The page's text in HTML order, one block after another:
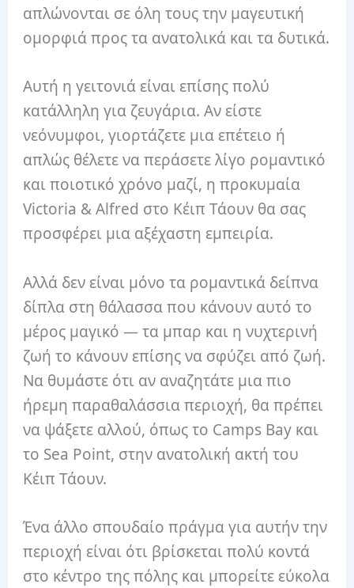
απλώνονται σε όλη τους την μαγευτική
ομορφιά προς τα ανατολικά και τα δυτικά.
Αυτή η γειτονιά είναι επίσης πολύ
κατάλληλη για ζευγάρια. Αν είστε
νεόνυμφοι, γιορτάζετε μια επέτειο ή
απλώς θέλετε να περάσετε λίγο ρομαντικό
και ποιοτικό χρόνο μαζί, η προκυμαία
Victoria & Alfred στο Κέιπ Τάουν θα σας
προσφέρει μια αξέχαστη εμπειρία.
Αλλά δεν είναι μόνο τα ρομαντικά δείπνα
δίπλα στη θάλασσα που κάνουν αυτό το
μέρος μαγικό — τα μπαρ και η νυχτερινή
ζωή το κάνουν επίσης να σφύζει από ζωή.
Να θυμάστε ότι αν αναζητάτε μια πιο
ήρεμη παραθαλάσσια περιοχή, θα πρέπει
να ψάξετε αλλού, όπως το Camps Bay και
το Sea Point, στην ανατολική ακτή του
Κέιπ Τάουν.
Ένα άλλο σπουδαίο πράγμα για αυτήν την
περιοχή είναι ότι βρίσκεται πολύ κοντά
στο κέντρο της πόλης και μπορείτε εύκολα